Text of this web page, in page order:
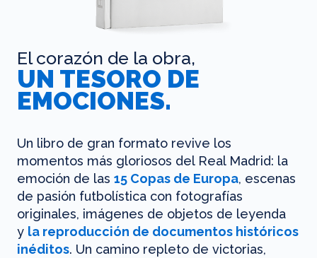
El corazón de la obra,
UN TESORO DE
EMOCIONES.
Un libro de gran formato revive los
momentos más gloriosos del Real Madrid: la
emoción de las 15 Copas de Europa, escenas
de pasión futbolística con fotografías
originales, imágenes de objetos de leyenda
y la reproducción de documentos históricos
inéditos. Un camino repleto de victorias,